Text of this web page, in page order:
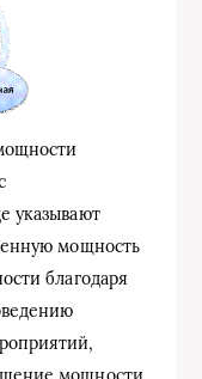
указывают
мощность
благодаря